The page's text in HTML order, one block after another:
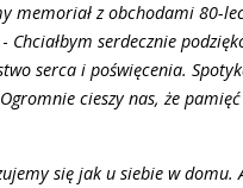
memoriał z obchodami 80-
Chciałbym serdecznie
serca i poświęcenia.
cieszy nas, że
się jak u siebie w